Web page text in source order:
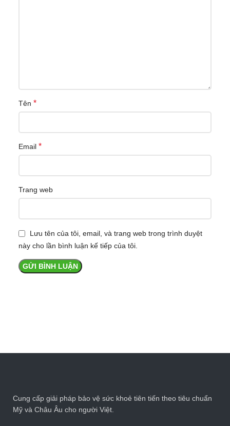
Tên *
Email *
Trang web
Lưu tên của tôi, email, và trang web trong trình duyệt
này cho lần bình luận kế tiếp của tôi.
Cung cấp giải pháp bảo vệ sức khoẻ tiên tiến theo tiêu chuẩn
Mỹ và Châu Âu cho người Việt.